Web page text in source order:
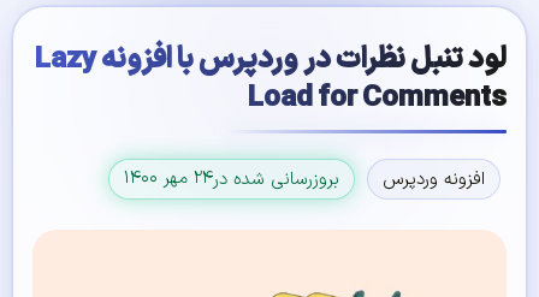
لود تنبل نظرات در وردپرس با افزونه Lazy
Load for Comments
افزونه وردپرس بروزرسانی شده در۲۴ مهر ۱۴۰۰